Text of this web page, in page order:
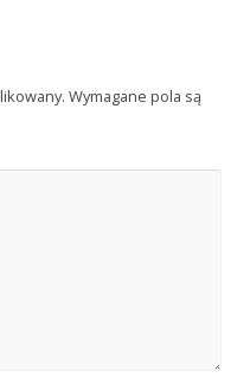
Wymagane pola są